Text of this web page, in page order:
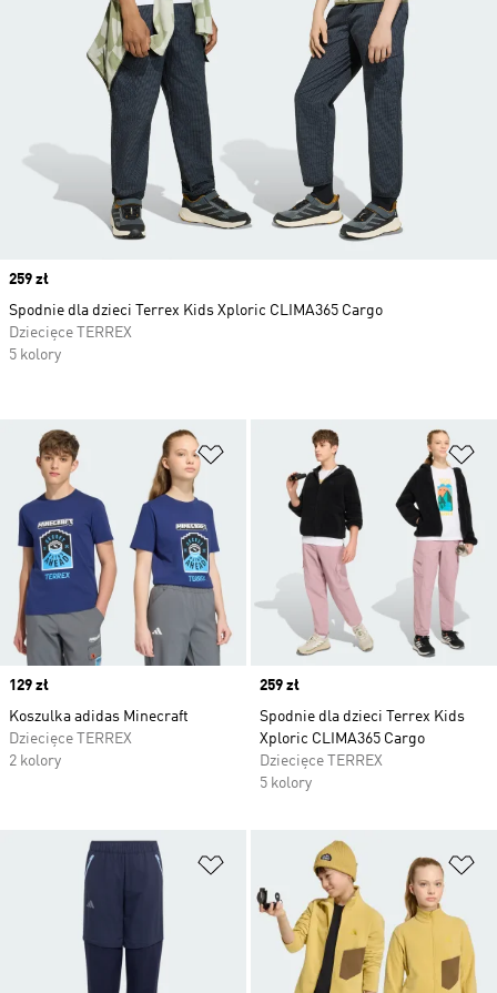
Dodaj do listy życzeń
Price
129 zł
Koszulka adidas Minecraft
Dziecięce TERREX
2 kolory
Price
259 zł
Spodnie dla dzieci Terrex Kids
Xploric CLIMA365 Cargo
Dziecięce TERREX
5 kolory
Dodaj do listy życzeń
Price
259 zł
Spodnie dla dzieci Terrex Kids Xploric CLIMA365 Cargo
Dziecięce TERREX
5 kolory